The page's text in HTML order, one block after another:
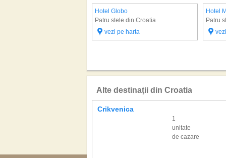
Hotel Globo
Patru stele din Croatia
vezi pe harta
Hotel
Patru
Alte destinaţii din Croatia
Crikvenica
1
unitate
de cazare